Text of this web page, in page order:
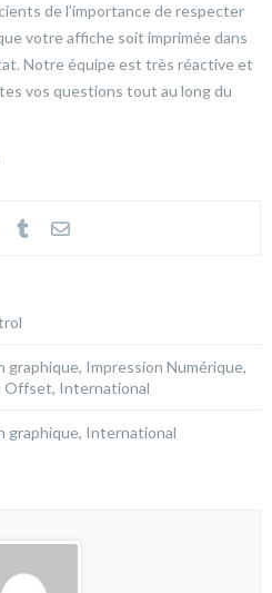
de l’importance de respecter
votre affiche soit imprimée dans
Notre équipe est très réactive et
vos questions tout au long du
graphique, Impression Numérique,
Offset, International
graphique, International